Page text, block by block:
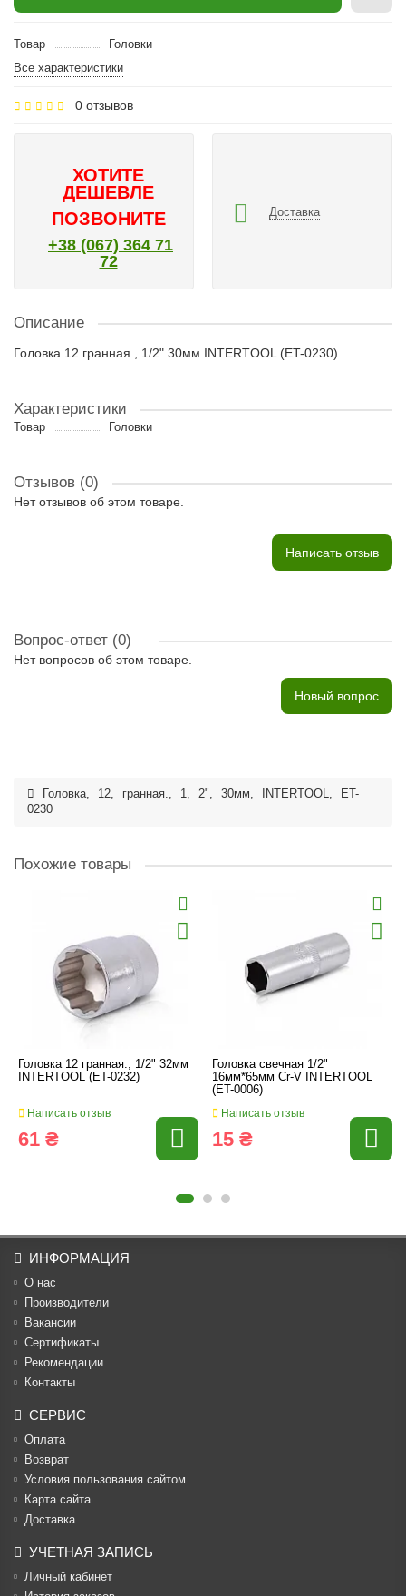
Товар
Головки
Все характеристики
0 отзывов
ХОТИТЕ
ДЕШЕВЛЕ
ПОЗВОНИТЕ
+38 (067) 364 71
72
Доставка
Описание
Головка 12 гранная., 1/2" 30мм INTERTOOL (ET-0230)
Характеристики
Товар Головки
Отзывов (0)
Нет отзывов об этом товаре.
Написать отзыв
Вопрос-ответ (0)
Нет вопросов об этом товаре.
Новый вопрос
Головка, 12, гранная., 1, 2", 30мм, INTERTOOL,
ET-
0230
Похожие товары
Головка 12 гранная., 1/2" 32мм
INTERTOOL (ET-0232)
Написать отзыв
61 ₴
Головка свечная 1/2"
16мм*65мм Cr-V INTERTOOL
(ET-0006)
Написать отзыв
15 ₴
ИНФОРМАЦИЯ
О нас
Производители
Вакансии
Cертификаты
Рекомендации
Контакты
СЕРВИС
Оплата
Возврат
Условия пользования сайтом
Карта сайта
Доставка
УЧЕТНАЯ ЗАПИСЬ
Личный кабинет